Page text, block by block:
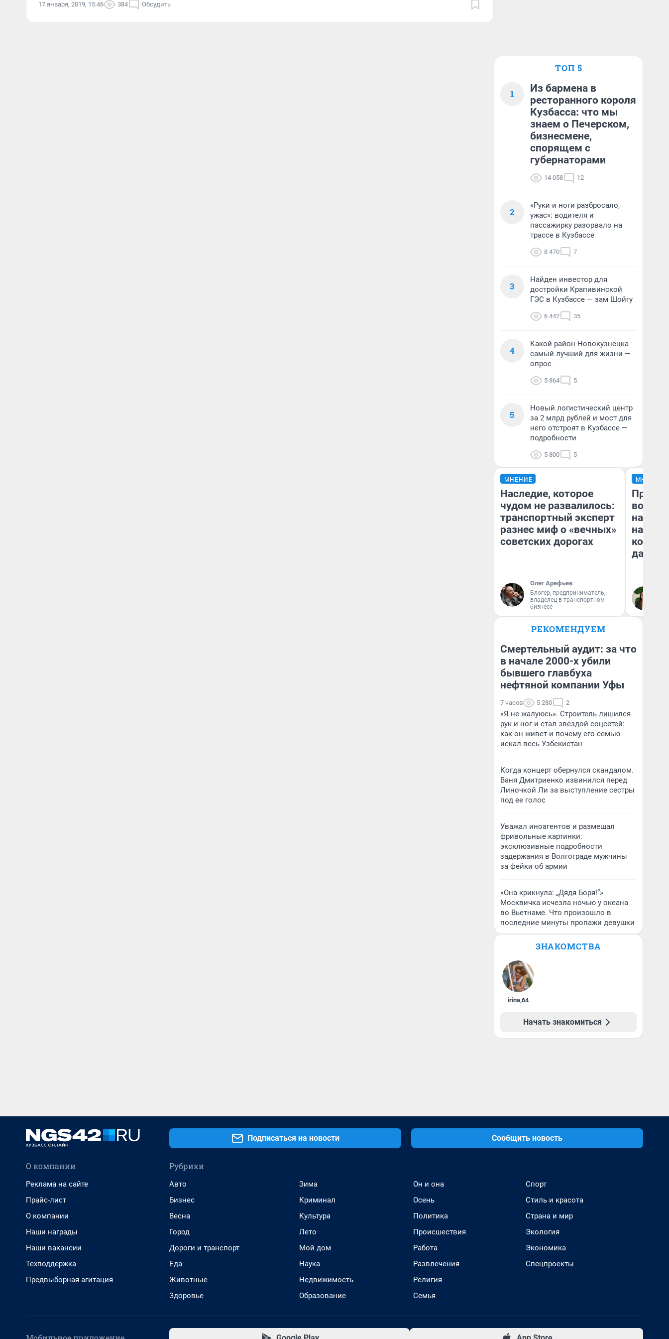
17 января, 2019, 15:46 384 Обсудить
ТОП 5
1
Из бармена в
ресторанного короля
Кузбасса: что мы
знаем о Печерском,
бизнесмене,
спорящем с
губернаторами
14 058 12
2
«Руки и ноги разбросало,
ужас»: водителя и
пассажирку разорвало на
трассе в Кузбассе
8 470 7
3
Найден инвестор для
достройки Крапивинской
ГЭС в Кузбассе — зам Шойгу
6 442 35
4
Какой район Новокузнецка
самый лучший для жизни —
опрос
5 864 5
5
Новый логистический центр
за 2 млрд рублей и мост для
него отстроят в Кузбассе —
подробности
5 800 5
МНЕНИЕ
Наследие, которое
чудом не развалилось:
транспортный эксперт
разнес миф о «вечных»
советских дорогах
Олег Арефьев
Блогер, предприниматель,
владелец в транспортном
бизнесе
МНЕНИЕ
нам
даже
РЕКОМЕНДУЕМ
Смертельный аудит: за что
в начале 2000-х убили
бывшего главбуха
нефтяной компании Уфы
7 часов 5 280 2
«Я не жалуюсь». Строитель лишился
рук и ног и стал звездой соцсетей:
как он живет и почему его семью
искал весь Узбекистан
Когда концерт обернулся скандалом.
Ваня Дмитриенко извинился перед
Линочкой Ли за выступление сестры
под ее голос
Уважал иноагентов и размещал
фривольные картинки:
эксклюзивные подробности
задержания в Волгограде мужчины
за фейки об армии
«Она крикнула: „Дядя Боря!“»
Москвичка исчезла ночью у океана
во Вьетнаме. Что произошло в
последние минуты пропажи девушки
ЗНАКОМСТВА
irina,64
Начать знакомиться
Подписаться на новости Сообщить новость
О компании
Реклама на сайте
Прайс-лист
О компании
Наши награды
Наши вакансии
Техподдержка
Предвыборная агитация
Рубрики
Авто
Бизнес
Весна
Город
Дороги и транспорт
Еда
Животные
Здоровье
Зима
Криминал
Культура
Лето
Мой дом
Наука
Недвижимость
Образование
Он и она
Осень
Политика
Происшествия
Работа
Развлечения
Религия
Семья
Спорт
Стиль и красота
Страна и мир
Экология
Экономика
Спецпроекты